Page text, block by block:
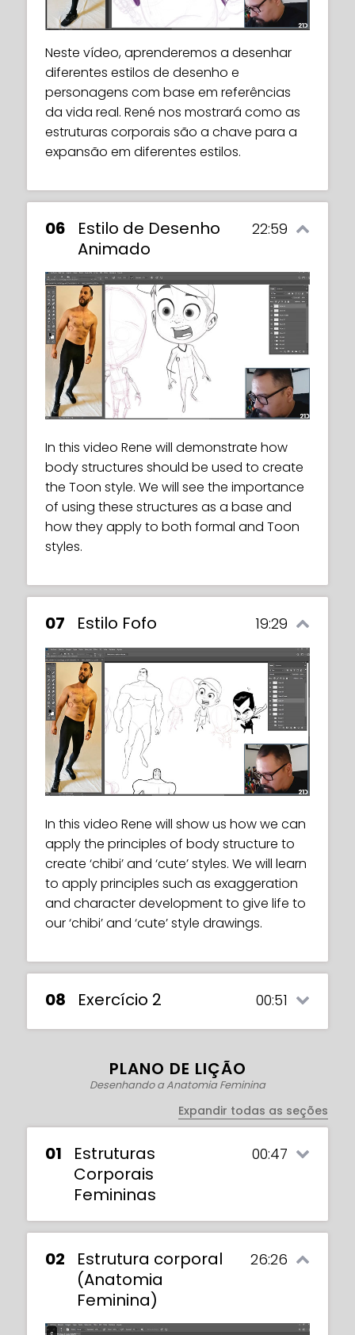
structure to build on.
for adding volume to the bodies of our
geometry and anatomy to create solid-
looking muscles and body parts.
In this video, Rene will give us an exercise
to practise drawing body structures from
three different perspectives.
Neste vídeo, aprenderemos a desenhar
diferentes estilos de desenho e
personagens com base em referências
da vida real. René nos mostrará como as
estruturas corporais são a chave para a
expansão em diferentes estilos.
06
Estilo de Desenho
Animado
22:59
In this video Rene will demonstrate how
body structures should be used to create
the Toon style. We will see the importance
of using these structures as a base and
how they apply to both formal and Toon
styles.
07 Estilo Fofo 19:29
In this video Rene will show us how we can
apply the principles of body structure to
create ‘chibi’ and ‘cute’ styles. We will learn
to apply principles such as exaggeration
and character development to give life to
our ‘chibi’ and ‘cute’ style drawings.
08 Exercício 2 00:51
In this exercise, we must draw figures in
PLANO DE LIÇÃO
Desenhando a Anatomia Feminina
Expandir todas as seções
01
Estruturas
Corporais
Femininas
00:47
02
Estrutura corporal
(Anatomia
Feminina)
26:26